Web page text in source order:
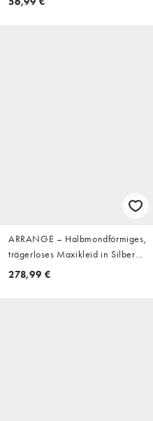
ARRANGE – Halbmondförmiges,
trägerloses Maxikleid in Silber
mit Scheibenpailletten
278,99 €